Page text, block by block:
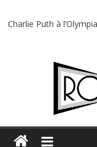
Charlie Puth à
Festival Triptyque :
Hellfest 2026
Hellfest 2026 jeudi :
Première édition du